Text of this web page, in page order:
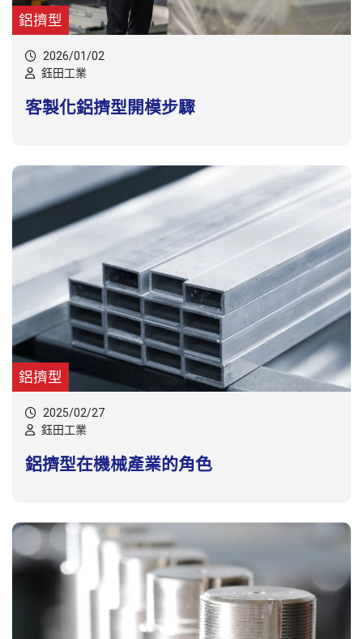
鋁擠型
2026/01/02
鈺田工業
客製化鋁擠型開模步驟
鋁擠型
2025/02/27
鈺田工業
鋁擠型在機械產業的角色